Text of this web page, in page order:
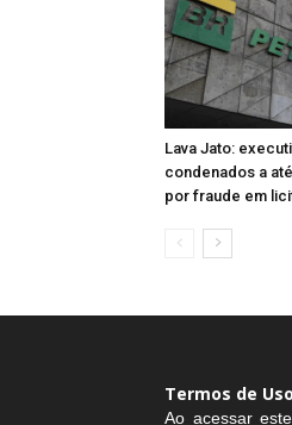
Lava Jato:
condenados a
por fraude em
Termos de Uso
Ao acessar